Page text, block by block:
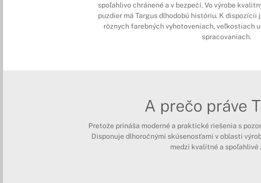
spoľahlivo chránené a v bezpečí. Vo výrobe
puzdier má Targus dlhodobú históriu. K
rôznych farebných vyhotoveniach, veľkostiach
spracovaniach.
A prečo práve
Pretože prináša moderné a praktické riešenia s
Disponuje dlhoročnými skúsenosťami v oblasti
medzi kvalitné a spoľahlivé